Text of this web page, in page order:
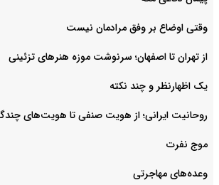
وقتی اوضاع بر وفق مرادمان نیست
از تهران تا اصفهان؛ سرنوشت موزه هنرهای تزئینی
یک اظهارنظر و چند نکته
روحانیت ایرانی؛ از هویت صنفی تا هویت‌های
موج نفرت
وعده‌های مهاجرتی